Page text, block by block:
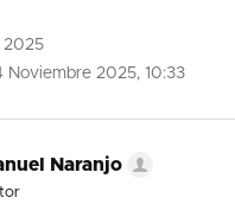
2025
Noviembre 2025, 10:33
Naranjo